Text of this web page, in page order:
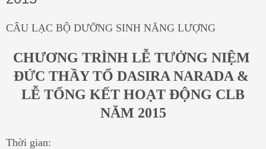
CÂU LẠC BỘ DƯỠNG SINH NĂNG LƯỢNG
CHƯƠNG TRÌNH LỄ TƯỞNG NIỆM
ĐỨC THẦY TỔ DASIRA NARADA &
LỄ TỔNG KẾT HOẠT ĐỘNG CLB
NĂM 2015
Thời gian: